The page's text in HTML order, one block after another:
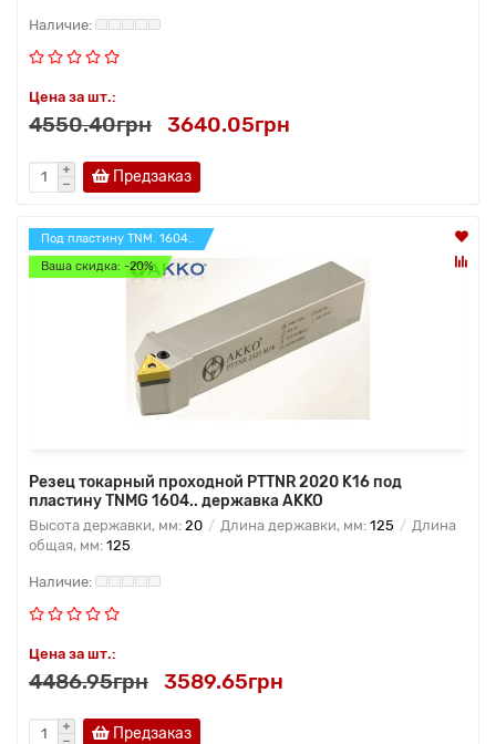
Цена за шт.:
4550.40грн 3640.05грн
Предзаказ
Под пластину TNM. 1604..
Ваша скидка: -20%
Резец токарный проходной PTTNR 2020 K16 под
пластину TNMG 1604.. державка AKKO
Высота державки, мм: 20 Длина державки, мм: 125
Длина
общая, мм: 125
Цена за шт.:
4486.95грн 3589.65грн
Предзаказ